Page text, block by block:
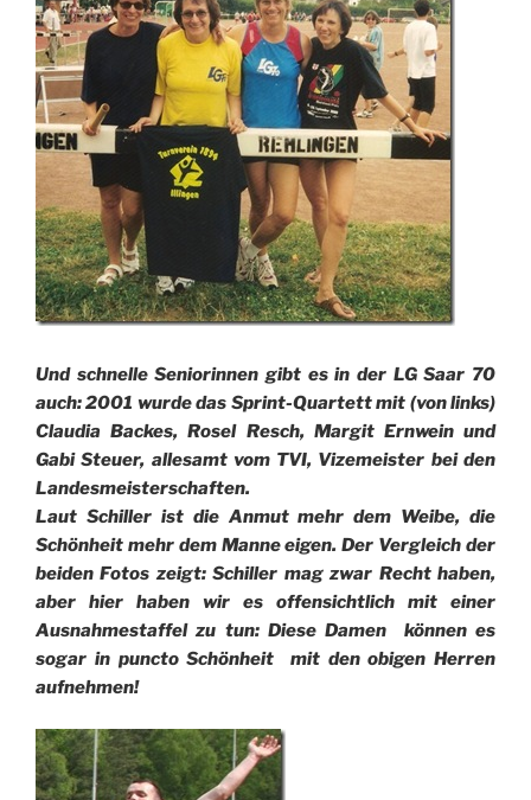
Und schnelle Seniorinnen gibt es in der LG Saar 70
auch: 2001 wurde das Sprint-Quartett mit (von links)
Claudia Backes, Rosel Resch, Margit Ernwein und
Gabi Steuer, allesamt vom TVI, Vizemeister bei den
Landesmeisterschaften.
Laut Schiller ist die Anmut mehr dem Weibe, die
Schönheit mehr dem Manne eigen. Der Vergleich der
beiden Fotos zeigt: Schiller mag zwar Recht haben,
aber hier haben wir es offensichtlich mit einer
Ausnahmestaffel zu tun: Diese Damen können es
sogar in puncto Schönheit mit den obigen Herren
aufnehmen!